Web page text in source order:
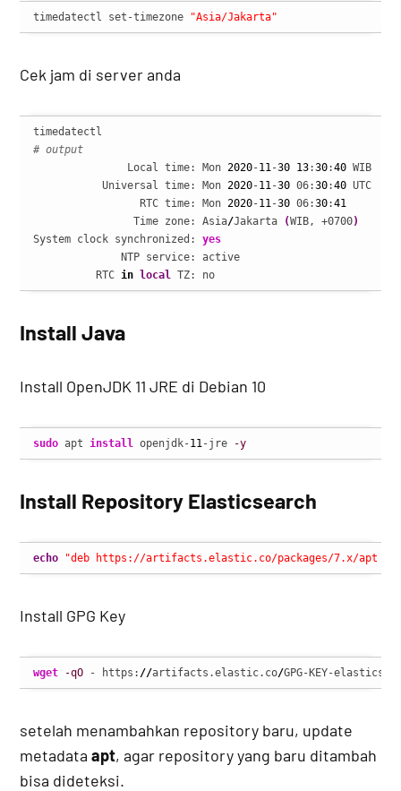
timedatectl set-timezone "Asia/Jakarta"
Cek jam di server anda
# output
               Local time: Mon
2020-11-30 13:30:40 WIB
           Universal time: Mon
2020-11-30 06:30:40 UTC
                 RTC time: Mon
2020-11-30 06:30:41
                Time zone: Asia
/Jakarta (WIB, +0700)
System clock synchronized: yes
              NTP service: active
          RTC
in local TZ: no
Install Java
Install OpenJDK 11 JRE di Debian 10
sudo apt install openjdk-11-jre -y
Install Repository Elasticsearch
echo "deb https://artifacts.elastic.co/packages/7.x/apt
Install GPG Key
wget -qO - https: //artifacts.elastic.co/GPG-KEY-
setelah menambahkan repository baru, update
metadataapt, agar repository yang baru ditambah
bisa dideteksi.